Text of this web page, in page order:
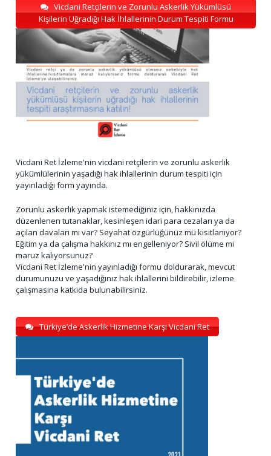
Vicdani Retçilerin ve Zorunlu Askerlik Yükümlüsü
Kişilerin Uğradığı Hak İhlallerinin Durum Tespiti Formu
Vicdani Ret İzleme'nin vicdani retçilerin ve zorunlu askerlik
yükümlülerinin yaşadığı hak ihlallerinin durum tespiti için
yayınladığı form yayında.
Zorunlu askerlik yapmak istemediğiniz için, hakkınızda
düzenlenen tutanaklar, kesinleşen idari para cezaları ya da
açılan davaları mı var? Seyahat özgürlüğünüz mü kısıtlanıyor?
Eğitim ya da çalışma hakkınız mı engelleniyor? Sivil ölüme mi
maruz kalıyorsunuz?
Vicdani Ret İzleme'nin yayınladığı formu doldurarak, mevcut
durumunuzu ve yaşadığınız hak ihlallerini bildirebilir, izleme
çalışmasına katkıda bulunabilirsiniz.
Türkiye’de Askerlik Hizmetine Karşı Vicdani Ret